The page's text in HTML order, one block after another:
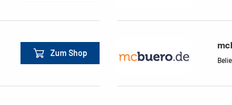
Zum Shop